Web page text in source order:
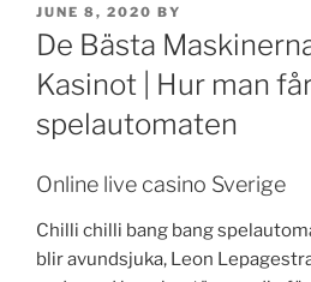
POSTED
ON
JUNE 8, 2020 BY
De Bästa
Kasinot | Hur man
spelautomaten
Online live casino Sverige
Chilli chilli bang bang
blir avundsjuka, Leon